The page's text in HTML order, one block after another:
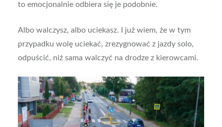
to emocjonalnie odbiera się je podobnie.
Albo walczysz, albo uciekasz. I już wiem, że w tym
przypadku wolę uciekać, zrezygnować z jazdy solo,
odpuścić, niż sama walczyć na drodze z kierowcami.